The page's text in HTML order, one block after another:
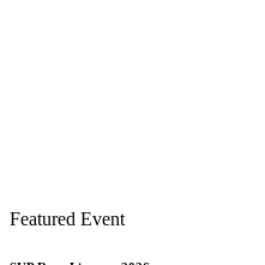
Featured Event